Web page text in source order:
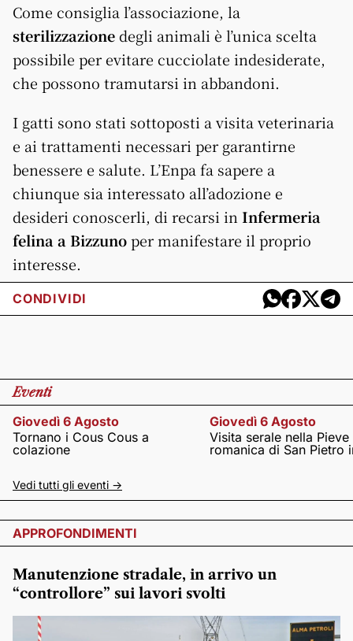
Come consiglia l’associazione, la
sterilizzazionedegli animali è l’unica scelta
possibile per evitare cucciolate indesiderate,
che possono tramutarsi in abbandoni.
I gatti sono stati sottoposti a visita veterinaria
e ai trattamenti necessari per garantirne
benessere e salute. L’Enpa fa sapere a
chiunque sia interessato all’adozione e
desideri conoscerli, di recarsi in Infermeria
felina a Bizzunoper manifestare il proprio
interesse.
CONDIVIDI
Eventi
Giovedì 6 Agosto
Tornano i Cous Cous a
colazione
Giovedì 6 Agosto
Visita serale nella Pieve
romanica di San Pietro
Vedi tutti gli eventi ->
APPROFONDIMENTI
Manutenzione stradale, in arrivo un
“controllore” sui lavori svolti